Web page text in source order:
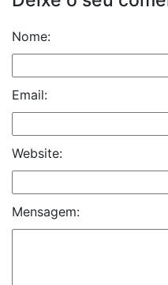
Nome:
Email:
Website:
Mensagem: